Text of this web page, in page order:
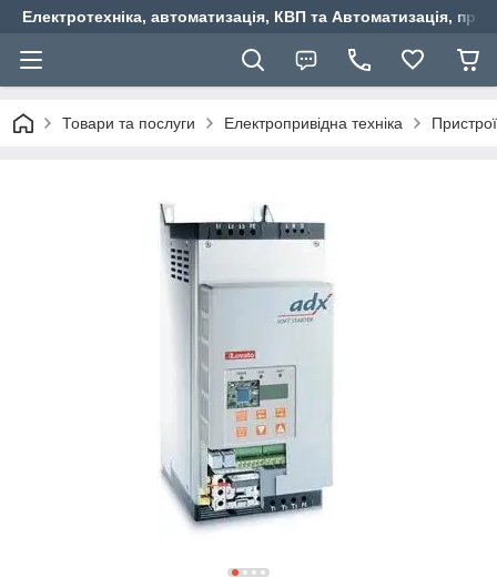
Електротехніка, автоматизація, КВП та Автоматизація,
Товари та послуги Електропривідна техніка